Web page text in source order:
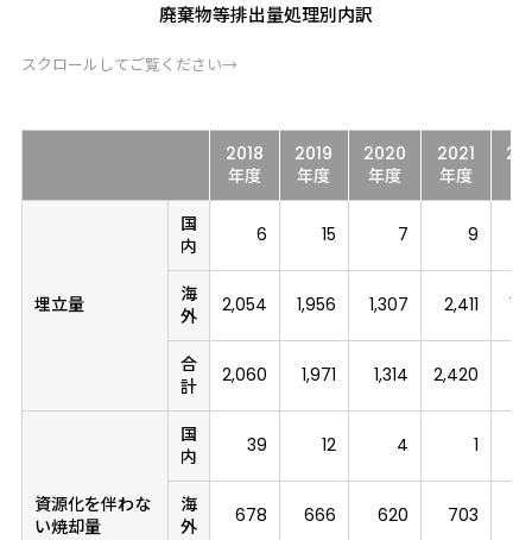
廃棄物等排出量処理別内訳
スクロールしてご覧ください→
2018
年度
2019
年度
2020
年度
2021
年度
埋立量
国
内
6 15 7 9
海
外
2,054 1,956 1,307 2,411
合
計
2,060 1,971 1,314 2,420
資源化を伴わな
い焼却量
国
内
39 12 4 1
海
外
678 666 620 703